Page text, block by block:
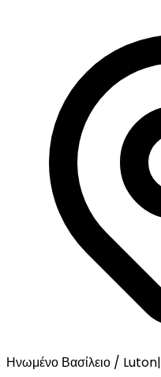
Ηνωμένο Βασίλειο / Luton|